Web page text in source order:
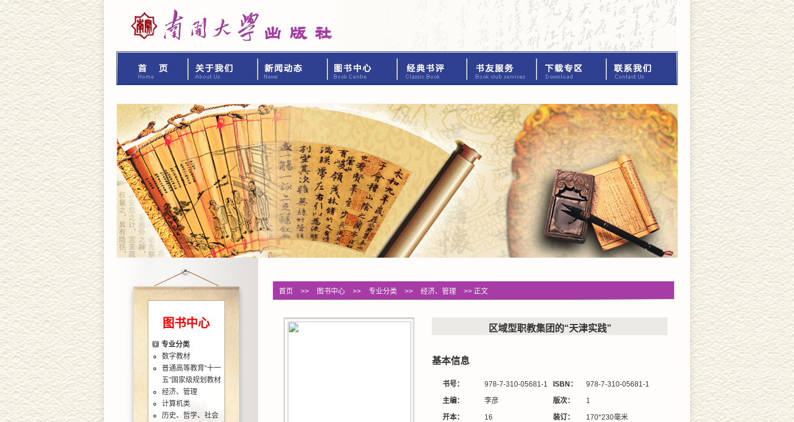
图书中心
专业分类
数字教材
普通高等教育“十一
五”国家级规划教材
经济、管理
计算机类
历史、哲学、社会
首页 >> 图书中心 >> 专业分类 >> 经济、管理 >> 正文
区域型职教集团的“天津实践”
基本信息
书号： 978-7-310-05681-1 ISBN：
978-7-310-05681-1
主编：
李彦 版次：
1
开本：
16 装订：
170*230毫米